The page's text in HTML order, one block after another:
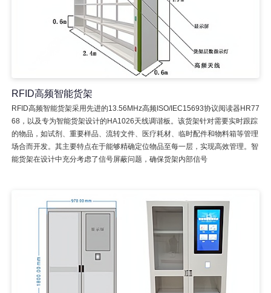
RFID高频智能货架
RFID高频智能货架采用先进的13.56MHz高频ISO/IEC15693协议阅读器HR77
68，以及专为智能货架设计的HA1026天线调谐板。该货架针对需要实时跟踪
的物品，如试剂、重要样品、流转文件、医疗耗材、临时配件和物料箱等管理
场合而开发。其主要特点在于能够精确定位物品至每一层，实现高效管理。智
能货架在设计中充分考虑了信号屏蔽问题，确保货架内部信号